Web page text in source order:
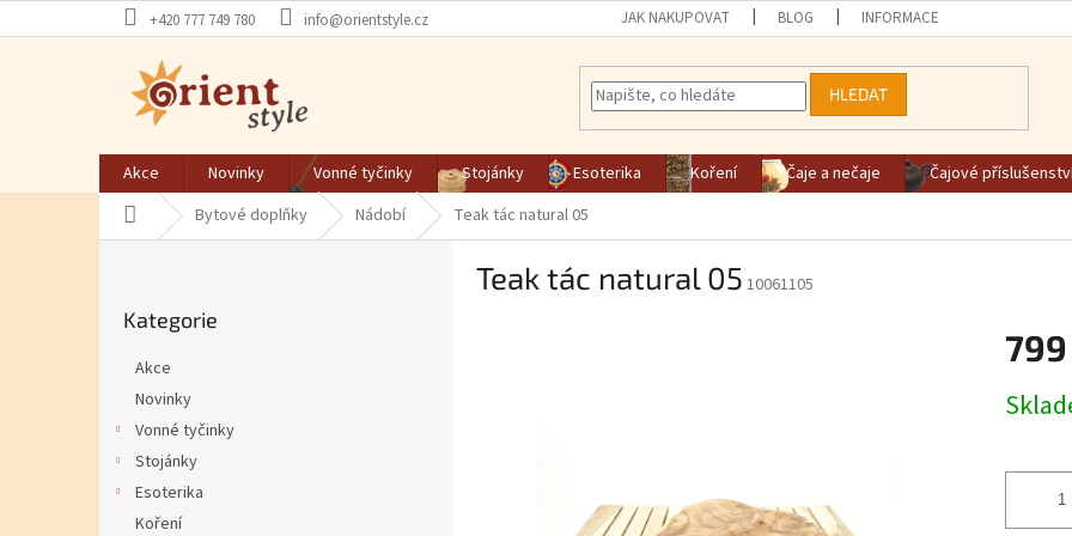
+420 777 749 780 info@orientstyle.cz JAK NAKUPOVAT BLOG INFORMACE
HLEDAT
Akce Novinky Vonné tyčinky Stojánky Esoterika Koření Čaje a nečaje Čajové
Domů Bytové doplňky Nádobí Teak tác natural 05
Kategorie
Akce
Novinky
Vonné tyčinky
Stojánky
Esoterika
Koření
Teak tác natural 05 10061105
799